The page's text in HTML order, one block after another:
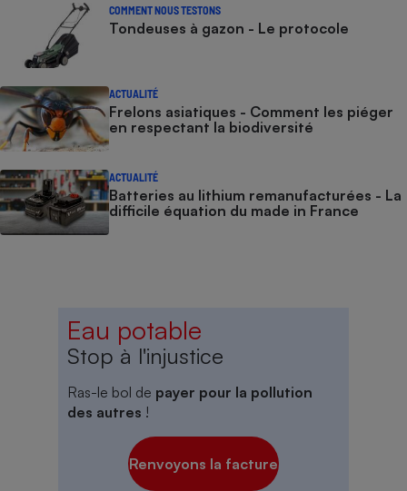
COMMENT NOUS TESTONS
Tondeuses à gazon - Le protocole
ACTUALITÉ
Frelons asiatiques - Comment les piéger
en respectant la biodiversité
ACTUALITÉ
Batteries au lithium remanufacturées - La
difficile équation du made in France
Eau potable
Stop à l'injustice
Ras-le bol de payer pour la pollution
des autres !
Renvoyons la facture